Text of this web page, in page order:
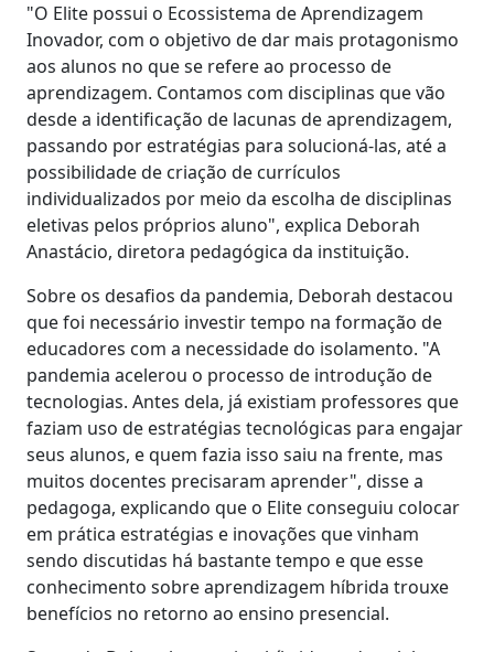
"O Elite possui o Ecossistema de Aprendizagem
Inovador, com o objetivo de dar mais protagonismo
aos alunos no que se refere ao processo de
aprendizagem. Contamos com disciplinas que vão
desde a identificação de lacunas de aprendizagem,
passando por estratégias para solucioná-las, até a
possibilidade de criação de currículos
individualizados por meio da escolha de disciplinas
eletivas pelos próprios aluno", explica Deborah
Anastácio, diretora pedagógica da instituição.
Sobre os desafios da pandemia, Deborah destacou
que foi necessário investir tempo na formação de
educadores com a necessidade do isolamento. "A
pandemia acelerou o processo de introdução de
tecnologias. Antes dela, já existiam professores que
faziam uso de estratégias tecnológicas para engajar
seus alunos, e quem fazia isso saiu na frente, mas
muitos docentes precisaram aprender", disse a
pedagoga, explicando que o Elite conseguiu colocar
em prática estratégias e inovações que vinham
sendo discutidas há bastante tempo e que esse
conhecimento sobre aprendizagem híbrida trouxe
benefícios no retorno ao ensino presencial.